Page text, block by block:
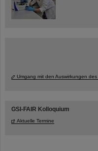
Umgang mit den Auswirkungen
GSI-FAIR Kolloquium
Aktuelle Termine